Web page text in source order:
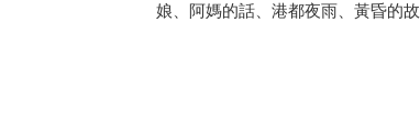
娘、阿媽的話、港都夜雨、黃昏的